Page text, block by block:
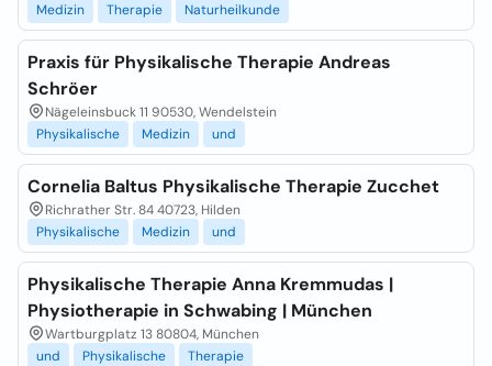
Medizin
Therapie Naturheilkunde
Praxis für Physikalische Therapie Andreas
Schröer
Nägeleinsbuck 11 90530, Wendelstein
Physikalische
Medizin und
Cornelia Baltus Physikalische Therapie Zucchet
Richrather Str. 84 40723, Hilden
Physikalische
Medizin und
Physikalische Therapie Anna Kremmudas |
Physiotherapie in Schwabing | München
Wartburgplatz 13 80804, München
und
Physikalische Therapie